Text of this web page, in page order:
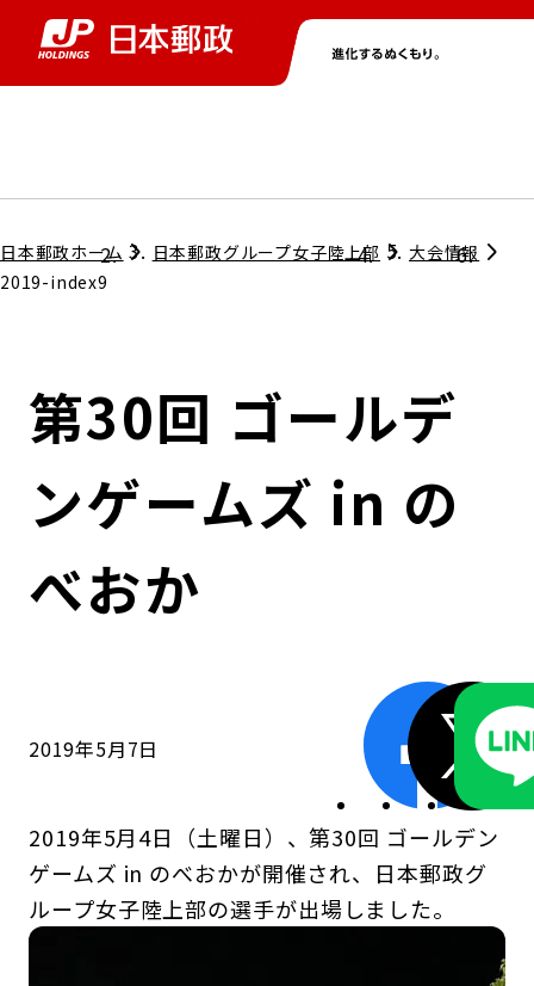
グループ情報トップ
コンプライアンス
ガバナンス
株主・投資家情報トップ
個人投資家のみなさまへ
株式情報
ニューストップ
サステナビリティトップ
担当役員メッセージ
サステナビリティマネジメント
ESGデータ集
採用情報トップ
日本郵政ホーム 日本郵政グループ女子陸上部
大会情報
2019-index9
第30回 ゴールデ
ンゲームズ in の
べおか
2019年5月7日
2019年5月4日（土曜日）、第30回 ゴールデン
ゲームズ in のべおかが開催され、日本郵政グ
ループ女子陸上部の選手が出場しました。